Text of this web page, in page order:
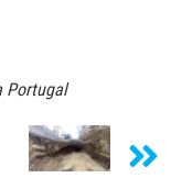
Portugal